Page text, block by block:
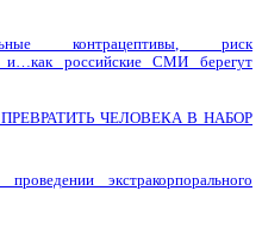
контрацептивы, риск
и…как российские СМИ берегут
ЧЕЛОВЕКА В НАБОР
экстракорпорального